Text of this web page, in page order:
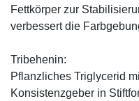
Fettkörper zur
verbessert die
Tribehenin:
Pflanzliches Triglycerid
Konsistenzgeber in